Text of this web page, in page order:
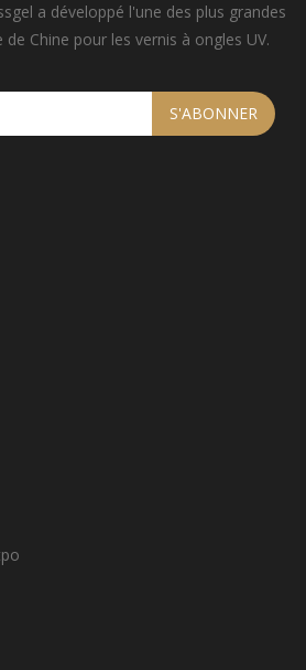
a développé l'une des plus grandes
Chine pour les vernis à ongles UV.
S'ABONNER